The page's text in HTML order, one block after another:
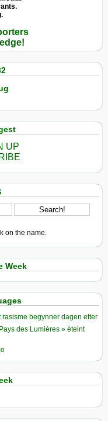
UP
on the name.
Week
begynner dagen etter
des Lumières » éteint